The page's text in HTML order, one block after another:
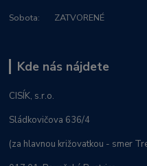
Sobota: ZATVORENÉ
Kde nás nájdete
CISÍK, s.r.o.
Sládkovičova 636/4
(za hlavnou križovatkou - smer